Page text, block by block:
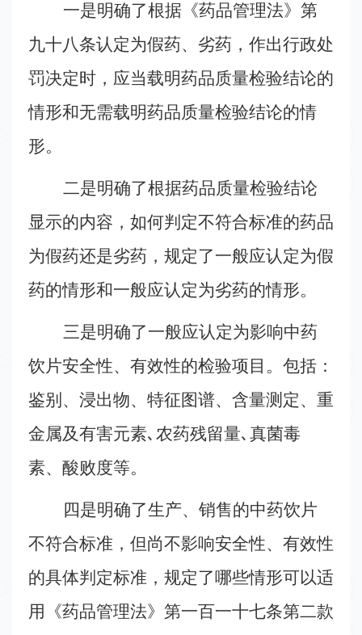
81027889
18092154208
sxsyxh@126.com
一是明确了根据《药品管理法》第
九十八条认定为假药、劣药，作出行政处
罚决定时，应当载明药品质量检验结论的
情形和无需载明药品质量检验结论的情
形。
二是明确了根据药品质量检验结论
显示的内容，如何判定不符合标准的药品
为假药还是劣药，规定了一般应认定为假
药的情形和一般应认定为劣药的情形。
三是明确了一般应认定为影响中药
饮片安全性、有效性的检验项目。包括：
鉴别、浸出物、特征图谱、含量测定、重
金属及有害元素､ 农药残留量､ 真菌毒
素、酸败度等。
四是明确了生产、销售的中药饮片
不符合标准，但尚不影响安全性、有效性
的具体判定标准，规定了哪些情形可以适
用《药品管理法》第一百一十七条第二款